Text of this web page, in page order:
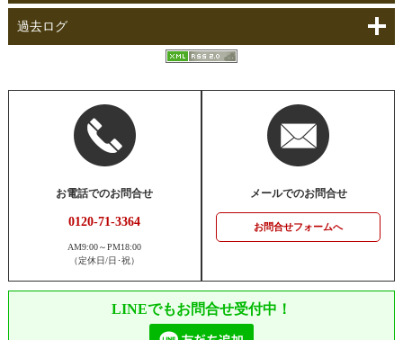
過去ログ
お電話でのお問合せ
0120-71-3364
AM9:00～PM18:00
（定休日/日･祝）
メールでのお問合せ
お問合せフォームへ
LINEでもお問合せ受付中！